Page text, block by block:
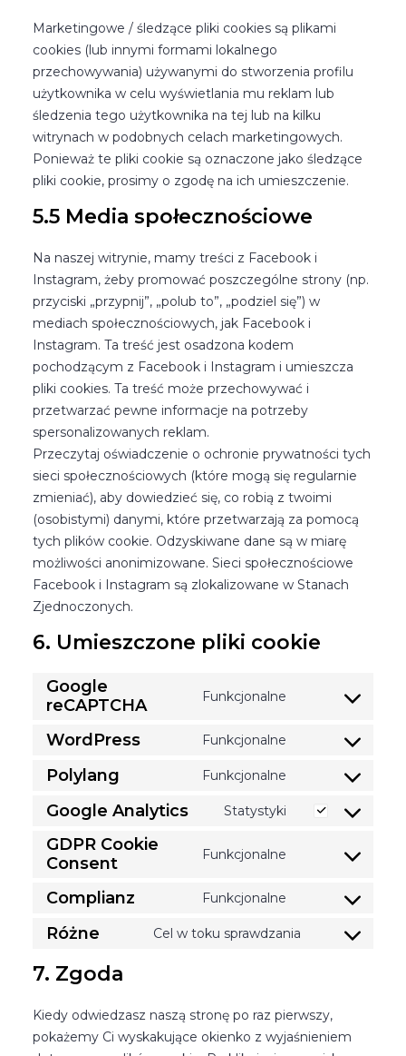
Marketingowe / śledzące pliki cookies są plikami
cookies (lub innymi formami lokalnego
przechowywania) używanymi do stworzenia profilu
użytkownika w celu wyświetlania mu reklam lub
śledzenia tego użytkownika na tej lub na kilku
witrynach w podobnych celach marketingowych.
Ponieważ te pliki cookie są oznaczone jako śledzące
pliki cookie, prosimy o zgodę na ich umieszczenie.
5.5 Media społecznościowe
Na naszej witrynie, mamy treści z Facebook i
Instagram, żeby promować poszczególne strony (np.
przyciski „przypnij”, „polub to”, „podziel się”) w
mediach społecznościowych, jak Facebook i
Instagram. Ta treść jest osadzona kodem
pochodzącym z Facebook i Instagram i umieszcza
pliki cookies. Ta treść może przechowywać i
przetwarzać pewne informacje na potrzeby
spersonalizowanych reklam.
Przeczytaj oświadczenie o ochronie prywatności tych
sieci społecznościowych (które mogą się regularnie
zmieniać), aby dowiedzieć się, co robią z twoimi
(osobistymi) danymi, które przetwarzają za pomocą
tych plików cookie. Odzyskiwane dane są w miarę
możliwości anonimizowane. Sieci społecznościowe
Facebook i Instagram są zlokalizowane w Stanach
Zjednoczonych.
6. Umieszczone pliki cookie
Google
reCAPTCHA
Funkcjonalne
Consent
google-
WordPress Funkcjonalne
Consent
wordpress
Polylang Funkcjonalne
Consent
polylang
Google Analytics Statystyki
Consent
analytics
GDPR Cookie
Consent
Funkcjonalne
Consent
Complianz Funkcjonalne
Consent
Różne Cel w toku sprawdzania
Consent
7. Zgoda
Kiedy odwiedzasz naszą stronę po raz pierwszy,
pokażemy Ci wyskakujące okienko z wyjaśnieniem